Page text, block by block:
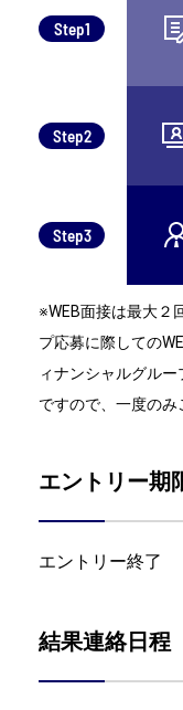
Step1
Step2
Step3
※WEB面接は最大２
プ応募に際しての
ィナンシャルグル
ですので、一度のみ
エントリー期
エントリー終了
結果連絡日程